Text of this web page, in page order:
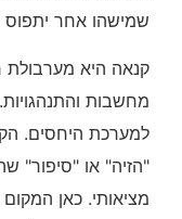
שמישהו אחר
קנאה היא
מחשבות
למערכת היחסים.
"הזיה" או "סיפור"
מציאותי. כאן